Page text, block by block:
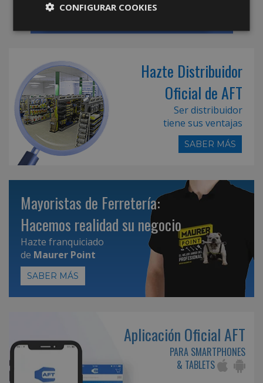
Hazte Distribuidor
Oficial de AFT
Ser distribuidor
tiene sus ventajas
SABER MÁS
Mayoristas de Ferretería:
Hacemos realidad su negocio
Hazte franquiciado
de Maurer Point
SABER MÁS
Aplicación Oficial AFT
PARA SMARTPHONES
& TABLETS
CONFIGURAR COOKIES